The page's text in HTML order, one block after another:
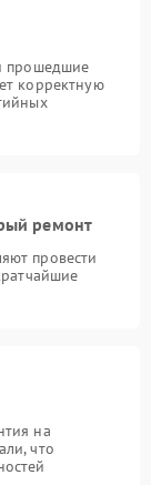
прошедшие
корректную
ремонт
провести
на
что